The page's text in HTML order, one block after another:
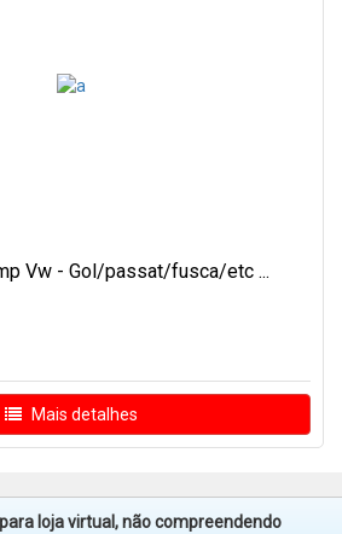
Vw - Gol/passat/fusca/etc ...
Mais detalhes
loja virtual, não compreendendo